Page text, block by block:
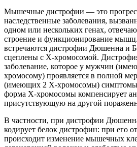
Мышечные дистрофии — это
наследственные заболевания,
одном или нескольких генах,
строение и функционирование
встречаются дистрофии Дюшенна и
сцеплены с Х-хромосомой.
заболевание, которое у мужчин
хромосому) проявляется в полной
(имеющих 2 Х-хромосомы) симптомы
форма Х-хромосомы компенсирует
присутствующую на другой
В частности, при дистрофии
кодирует белок дистрофин: при его
происходит изменение мышечных